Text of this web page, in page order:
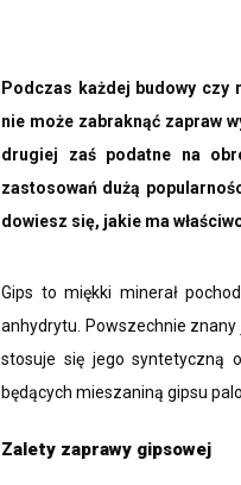
Podczas każdej budowy czy
nie może zabraknąć zapraw
drugiej zaś podatne na
zastosowań dużą
dowiesz się, jakie ma
Gips to miękki minerał
anhydrytu. Powszechnie
stosuje się jego syntetyczną
będących mieszaniną gipsu
Zalety zaprawy gipsowej